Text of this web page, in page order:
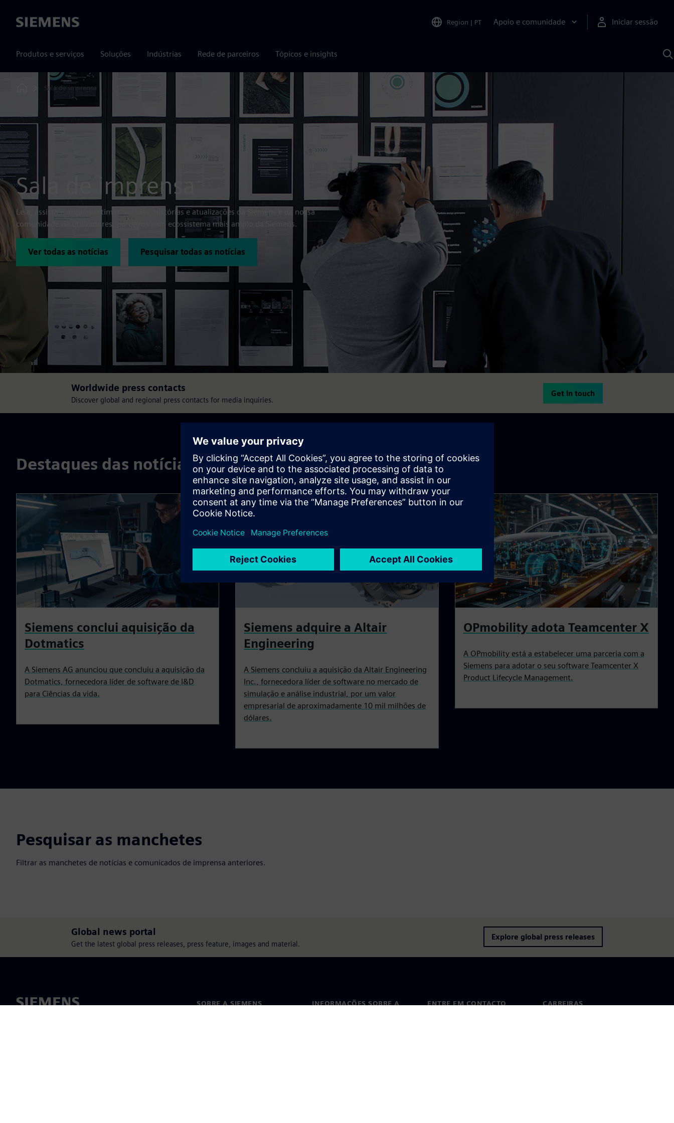
Siemens Region | PT Apoio e comunidade Iniciar sessão
Produtos e serviços Soluções Indústrias Rede de parceiros Tópicos e insights
Sala de imprensa
Sala de imprensa
Leia, assista e ouça as últimas notícias, histórias e atualizações da Siemens e da nossa
comunidade de utilizadores, parceiros e do ecossistema mais amplo da Siemens.
Ver todas as notícias Pesquisar todas as notícias
Worldwide press contacts
Discover global and regional press contacts for media inquiries.
Get in touch
Destaques das notícias
Siemens conclui aquisição da
Dotmatics
A Siemens AG anunciou que concluiu a aquisição da
Dotmatics, fornecedora líder de software de I&D
para Ciências da vida.
Siemens adquire a Altair
Engineering
A Siemens concluiu a aquisição da Altair Engineering
Inc., fornecedora líder de software no mercado de
simulação e análise industrial, por um valor
empresarial de aproximadamente 10 mil milhões de
dólares.
OPmobility adota Teamcenter X
A OPmobility está a estabelecer uma parceria com a
Siemens para adotar o seu software Teamcenter X
Product Lifecycle Management.
Pesquisar as manchetes
Filtrar as manchetes de notícias e comunicados de imprensa anteriores.
Global news portal
Get the latest global press releases, press feature, images and material.
Explore global press releases
SOBRE A SIEMENS
INFORMAÇÕES SOBRE A
ENTRE EM CONTACTO CARREIRAS